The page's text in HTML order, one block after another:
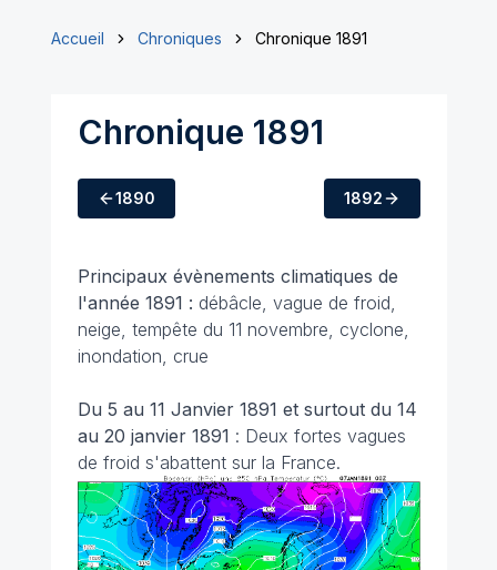
Accueil Chroniques Chronique 1891
Chronique 1891
1890 1892
Principaux évènements climatiques de
l'année 1891 : débâcle, vague de froid,
neige, tempête du 11 novembre, cyclone,
inondation, crue
Du 5 au 11 Janvier 1891 et surtout du 14
au 20 janvier 1891 : Deux fortes vagues
de froid s'abattent sur la France.